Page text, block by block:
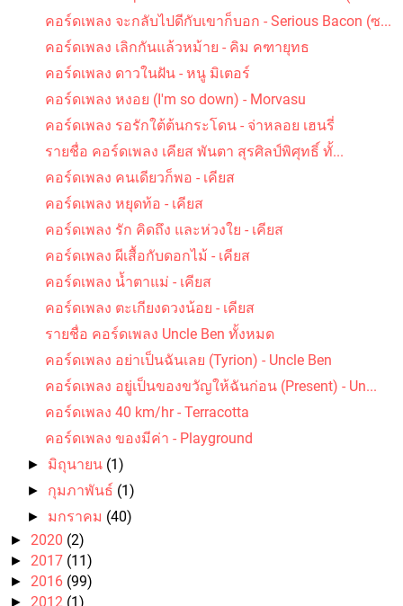
คอร์ดเพลง จะกลับไปดีกับเขาก็บอก - Serious Bacon (ซ...
คอร์ดเพลง เลิกกันแล้วหม้าย - คิม คฑายุทธ
คอร์ดเพลง ดาวในฝัน - หนู มิเตอร์
คอร์ดเพลง หงอย (I'm so down) - Morvasu
คอร์ดเพลง รอรักใต้ต้นกระโดน - จ่าหลอย เฮนรี่
รายชื่อ คอร์ดเพลง เคียส พันตา สุรศิลป์พิศุทธิ์ ทั้...
คอร์ดเพลง คนเดียวก็พอ - เคียส
คอร์ดเพลง หยุดท้อ - เคียส
คอร์ดเพลง รัก คิดถึง และห่วงใย - เคียส
คอร์ดเพลง ผีเสื้อกับดอกไม้ - เคียส
คอร์ดเพลง น้ำตาแม่ - เคียส
คอร์ดเพลง ตะเกียงดวงน้อย - เคียส
รายชื่อ คอร์ดเพลง Uncle Ben ทั้งหมด
คอร์ดเพลง อย่าเป็นฉันเลย (Tyrion) - Uncle Ben
คอร์ดเพลง อยู่เป็นของขวัญให้ฉันก่อน (Present) - Un...
คอร์ดเพลง 40 km/hr - Terracotta
คอร์ดเพลง ของมีค่า - Playground
► มิถุนายน (1)
► กุมภาพันธ์ (1)
► มกราคม (40)
► 2020 (2)
► 2017 (11)
► 2016 (99)
► 2012 (1)